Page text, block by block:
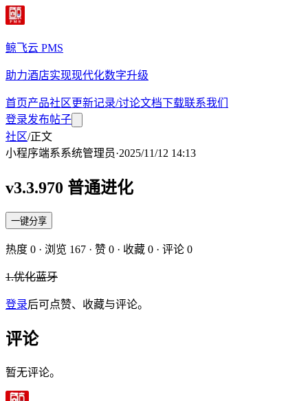
鲸飞云 PMS
助力酒店实现现代化数字升级
首页产品社区更新记录/讨论文档下载联系我们
登录发布帖子
社区/正文
小程序端系系统管理员·2025/11/12 14:13
v3.3.970 普通进化
一键分享
热度 0 · 浏览 167 · 赞 0 · 收藏 0 · 评论 0
1.优化蓝牙
登录后可点赞、收藏与评论。
评论
暂无评论。